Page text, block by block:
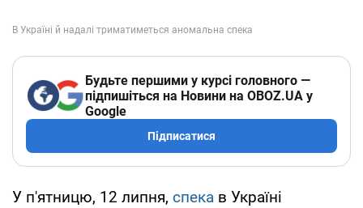
Будьте першими у курсі головного —
підпишіться на Новини на OBOZ.UA у
Google
Підписатися
У п'ятницю, 12 липня, спека в Україні